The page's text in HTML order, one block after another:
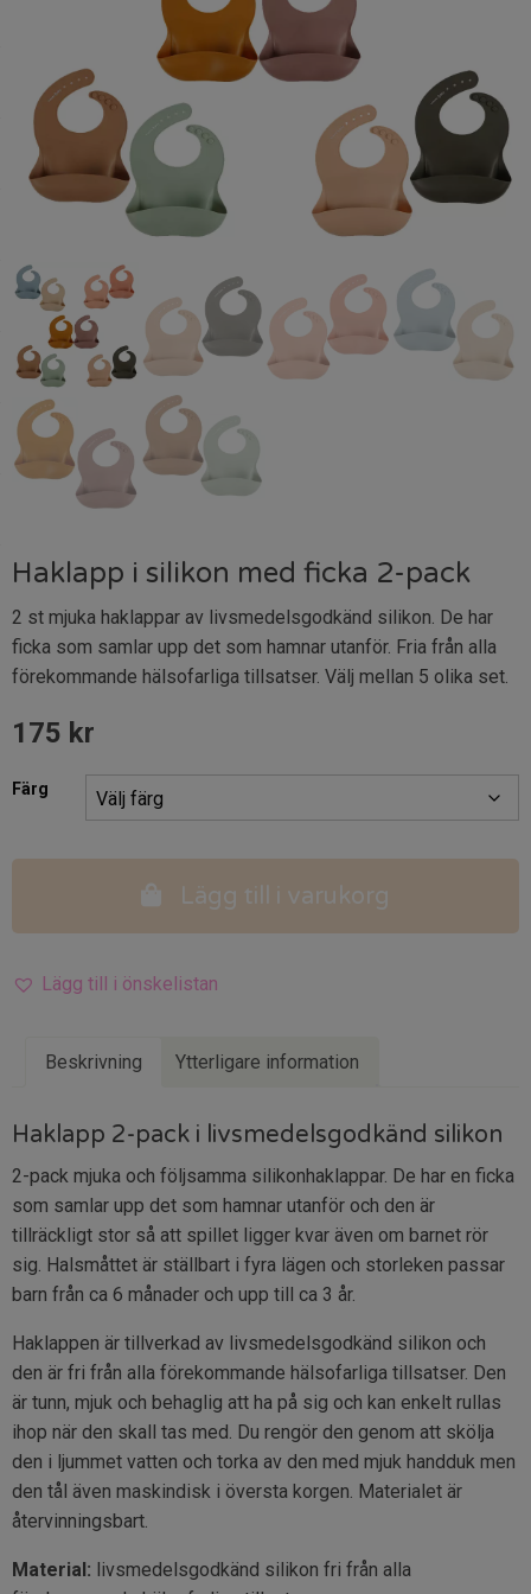
Haklapp i silikon med ficka 2-pack
2 st mjuka haklappar av livsmedelsgodkänd silikon. De har
ficka som samlar upp det som hamnar utanför. Fria från alla
förekommande hälsofarliga tillsatser. Välj mellan 5 olika set.
175 kr
Färg
Lägg till i varukorg
Lägg till i önskelistan
Beskrivning Ytterligare information
Haklapp 2-pack i livsmedelsgodkänd silikon
2-pack mjuka och följsamma silikonhaklappar. De har en ficka
som samlar upp det som hamnar utanför och den är
tillräckligt stor så att spillet ligger kvar även om barnet rör
sig. Halsmåttet är ställbart i fyra lägen och storleken passar
barn från ca 6 månader och upp till ca 3 år.
Haklappen är tillverkad av livsmedelsgodkänd silikon och
den är fri från alla förekommande hälsofarliga tillsatser. Den
är tunn, mjuk och behaglig att ha på sig och kan enkelt rullas
ihop när den skall tas med. Du rengör den genom att skölja
den i ljummet vatten och torka av den med mjuk handduk men
den tål även maskindisk i översta korgen. Materialet är
återvinningsbart.
Material: livsmedelsgodkänd silikon fri från alla